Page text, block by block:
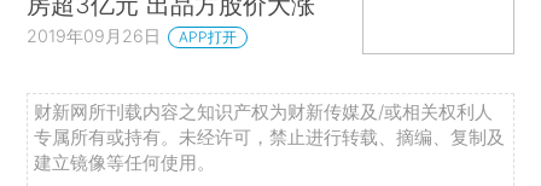
2019年09月26日 APP打开
财新网所刊载内容之知识产权为财新传媒及/或相关权利人
专属所有或持有。未经许可，禁止进行转载、摘编、复制及
建立镜像等任何使用。